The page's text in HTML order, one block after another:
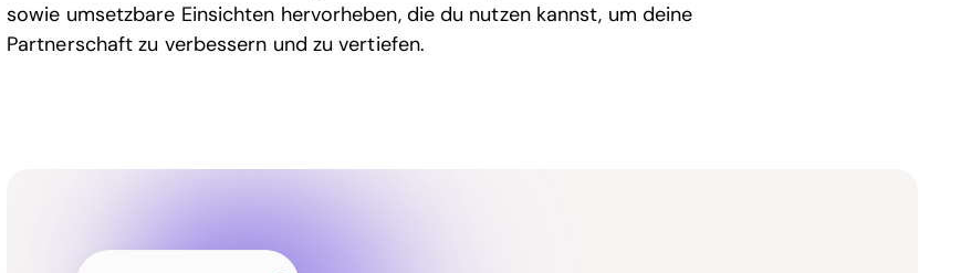
sowie umsetzbare Einsichten hervorheben, die du nutzen kannst, um deine
Partnerschaft zu verbessern und zu vertiefen.